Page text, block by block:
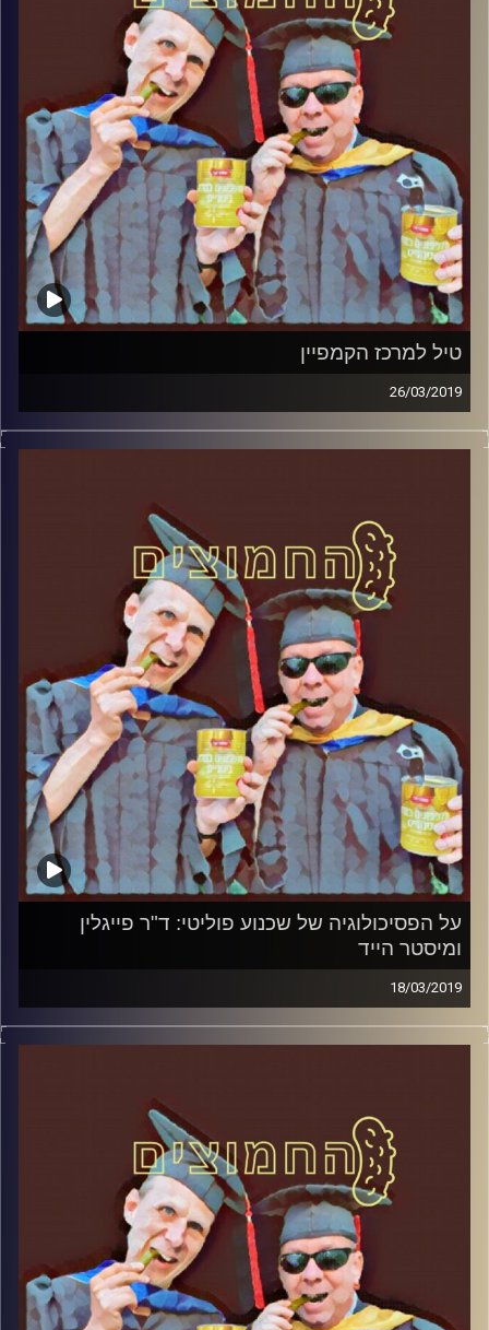
טיל למרכז הקמפיין
26/03/2019
פרופסור בועז בן-דוד ופרופסור גלעד הירשברגר
קרדיט תמונות:AudioVersity
על הפסיכולוגיה של שכנוע פוליטי: ד"ר פייגלין
ומיסטר הייד
18/03/2019
פרופסור בועז בן-דוד ופרופסור גלעד הירשברגר
פייגלין ומיסטר הייד
אורח – ד"ר מעוז רוזנטל, מרצה בכיר בבית ספר
לאודר לממשל דיפלומטיה ואסטרטגיה
באוניברסיטת רייכמן.
קרדיט תמונות:AudioVersity